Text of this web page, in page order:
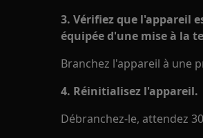
3. Vérifiez que l'appareil
équipée d'une mise à la
Branchez l'appareil à une
4. Réinitialisez l'appareil.
Débranchez-le, attendez